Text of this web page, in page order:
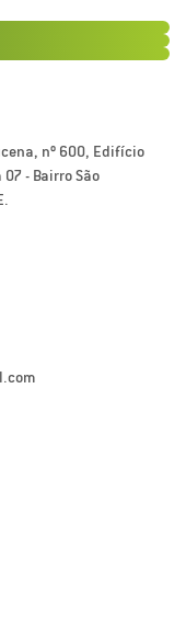
nº 600, Edifício
- Bairro São